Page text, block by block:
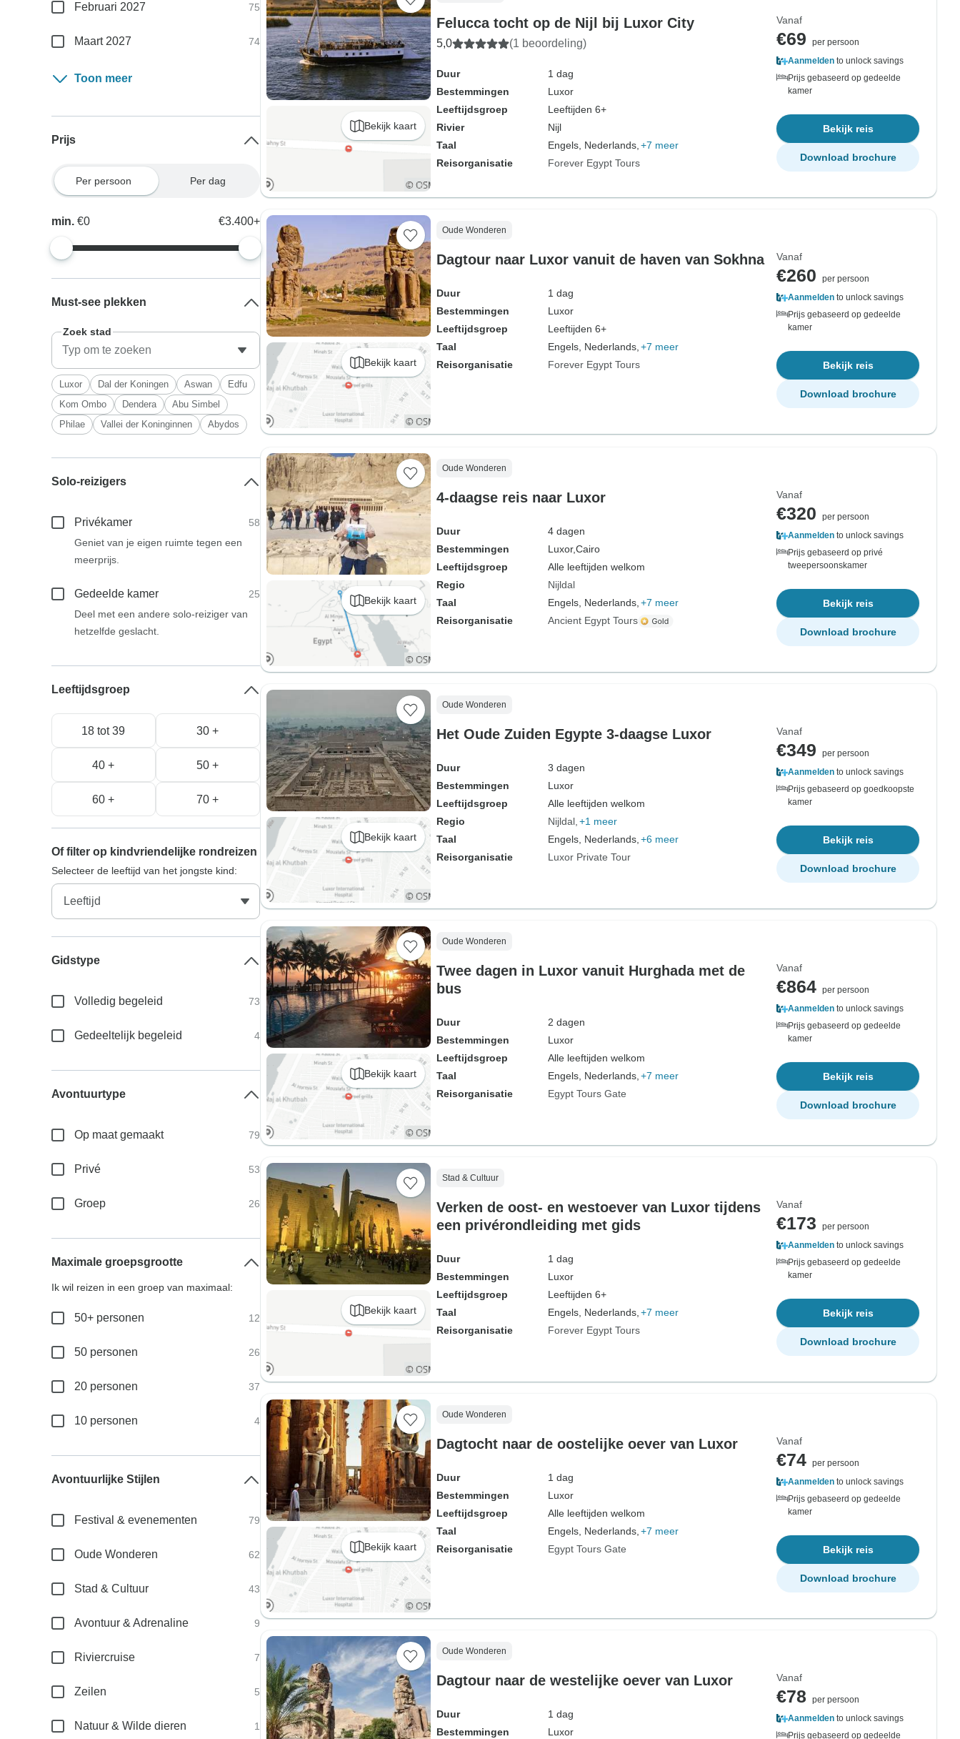
Bekijk kaart
Felucca tocht op de Nijl bij Luxor City
5,0 (1 beoordeling)
Duur
1 dag
Bestemmingen
Luxor
Leeftijdsgroep
Leeftijden 6+
Rivier
Nijl
Taal
Engels, Nederlands, +7 meer
Reisorganisatie
Forever Egypt Tours
Vanaf
€69
per persoon
Aanmelden to unlock savings
Prijs gebaseerd op gedeelde
kamer
Bekijk reis
Download brochure
Bekijk kaart
Oude Wonderen
Dagtour naar Luxor vanuit de haven van Sokhna
Duur
1 dag
Bestemmingen
Luxor
Leeftijdsgroep
Leeftijden 6+
Taal
Engels, Nederlands, +7 meer
Reisorganisatie
Forever Egypt Tours
Vanaf
€260
per persoon
Aanmelden to unlock savings
Prijs gebaseerd op gedeelde
kamer
Bekijk reis
Download brochure
Bekijk kaart
Oude Wonderen
4-daagse reis naar Luxor
Duur
4 dagen
Bestemmingen
Luxor,Cairo
Leeftijdsgroep
Alle leeftijden welkom
Regio
Nijldal
Taal
Engels, Nederlands, +7 meer
Reisorganisatie
Ancient Egypt Tours
Vanaf
€320
per persoon
Aanmelden to unlock savings
Prijs gebaseerd op privé
tweepersoonskamer
Bekijk reis
Download brochure
Bekijk kaart
Oude Wonderen
Het Oude Zuiden Egypte 3-daagse Luxor
Duur
3 dagen
Bestemmingen
Luxor
Leeftijdsgroep
Alle leeftijden welkom
Regio
Nijldal +1 meer
Taal
Engels, Nederlands, +6 meer
Reisorganisatie
Luxor Private Tour
Vanaf
€349
per persoon
Aanmelden to unlock savings
Prijs gebaseerd op goedkoopste
kamer
Bekijk reis
Download brochure
Bekijk kaart
Oude Wonderen
Twee dagen in Luxor vanuit Hurghada met de
bus
Duur
2 dagen
Bestemmingen
Luxor
Leeftijdsgroep
Alle leeftijden welkom
Taal
Engels, Nederlands, +7 meer
Reisorganisatie
Egypt Tours Gate
Vanaf
€864 per persoon
Aanmelden to unlock savings
Prijs gebaseerd op gedeelde
kamer
Bekijk reis
Download brochure
Bekijk kaart
Stad & Cultuur
Verken de oost- en westoever van Luxor tijdens
een privérondleiding met gids
Duur
1 dag
Bestemmingen
Luxor
Leeftijdsgroep
Leeftijden 6+
Taal
Engels, Nederlands, +7 meer
Reisorganisatie
Forever Egypt Tours
Vanaf
€173
per persoon
Aanmelden to unlock savings
Prijs gebaseerd op gedeelde
kamer
Bekijk reis
Download brochure
Bekijk kaart
Oude Wonderen
Dagtocht naar de oostelijke oever van Luxor
Duur
1 dag
Bestemmingen
Luxor
Leeftijdsgroep
Alle leeftijden welkom
Taal
Engels, Nederlands, +7 meer
Reisorganisatie
Egypt Tours Gate
Vanaf
€74 per persoon
Aanmelden to unlock savings
Prijs gebaseerd op gedeelde
kamer
Bekijk reis
Download brochure
Oude Wonderen
Dagtour naar de westelijke oever van Luxor
Duur
1 dag
Bestemmingen
Luxor
Vanaf
€78
per persoon
Aanmelden to unlock savings
Prijs gebaseerd op gedeelde
Februari 2027 75
Maart 2027 74
Toon meer
Prijs
Per persoon Per dag
min.€0 €3.400+
Must-see plekken
Zoek stad
Luxor Dal der Koningen Aswan
Edfu
Kom Ombo
Dendera
Abu Simbel
Philae
Vallei der Koninginnen Abydos
Solo-reizigers
Privékamer
58
Geniet van je eigen ruimte tegen een
meerprijs.
Gedeelde kamer
25
Deel met een andere solo-reiziger van
hetzelfde geslacht.
Leeftijdsgroep
18 tot 39 30 +
40 + 50 +
60 + 70 +
Of filter op kindvriendelijke rondreizen
Selecteer de leeftijd van het jongste kind:
Gidstype
Volledig begeleid 73
Gedeeltelijk begeleid 4
Avontuurtype
Op maat gemaakt 79
Privé 53
Groep 26
Maximale groepsgrootte
Ik wil reizen in een groep van maximaal:
50+ personen 12
50 personen 26
20 personen 37
10 personen 4
Avontuurlijke Stijlen
Festival & evenementen 79
Oude Wonderen 62
Stad & Cultuur 43
Avontuur & Adrenaline 9
Riviercruise 7
Zeilen 5
Natuur & Wilde dieren 1